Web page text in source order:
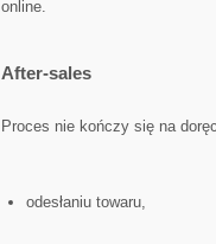
online.
After-sales
Proces nie kończy się na
odesłaniu towaru,